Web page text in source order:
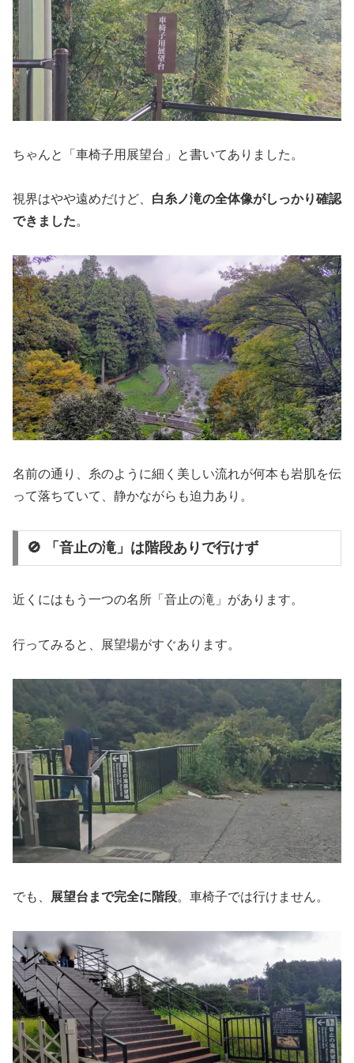
ちゃんと「車椅子用展望台」と書いてありました。
視界はやや遠めだけど、 白糸ノ滝の全体像がしっかり確認
できました。
名前の通り、糸のように細く美しい流れが何本も岩肌を伝
って落ちていて、静かながらも迫力あり。
🚫 「音止の滝」は階段ありで行けず
近くにはもう一つの名所「音止の滝」があります。
行ってみると、展望場がすぐあります。
でも、 展望台まで完全に階段。車椅子では行けません。